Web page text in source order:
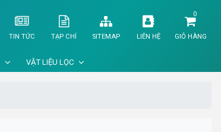
TIN TỨC TẠP CHÍ SITEMAP LIÊN HỆ
0
GIỎ HÀNG
VẬT LIỆU LỌC